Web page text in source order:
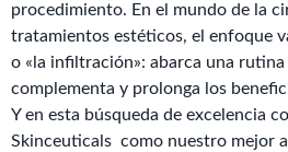
procedimiento. En el mundo de la
tratamientos estéticos, el enfoque
o «la infiltración»: abarca una
complementa y prolonga los
Y en esta búsqueda de excelencia
Skinceuticals como nuestro mejor